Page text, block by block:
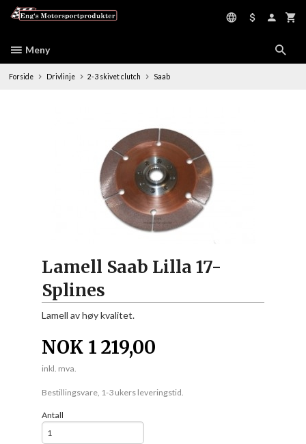
Meny
Forside Drivlinje 2-3 skivet clutch Saab
Lamell Saab Lilla 17-
Splines
Lamell av høy kvalitet.
NOK 1 219,00
inkl. mva.
Bestillingsvare, 1-3 ukers leveringstid.
Antall